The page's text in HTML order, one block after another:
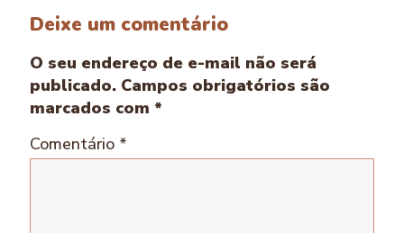
Deixe um comentário
O seu endereço de e-mail não será
publicado. Campos obrigatórios são
marcados com *
Comentário *